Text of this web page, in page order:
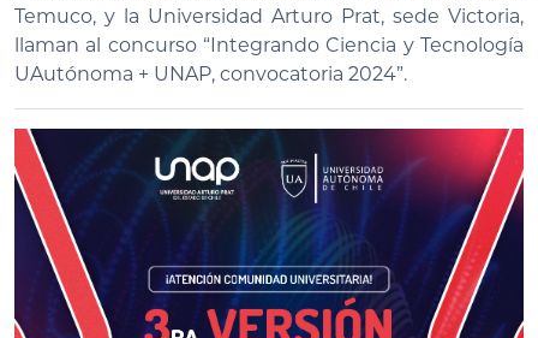
Temuco, y la Universidad Arturo Prat, sede Victoria,
llaman al concurso “Integrando Ciencia y Tecnología
UAutónoma + UNAP, convocatoria 2024”.